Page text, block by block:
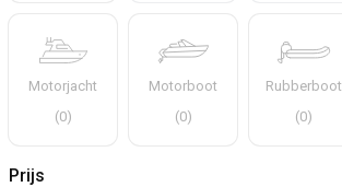
Motorjacht
(0)
Motorboot
(0)
Rubberboot
(0)
Prijs